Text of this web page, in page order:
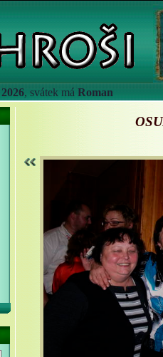
, svátek má Roman